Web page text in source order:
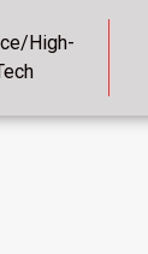
High-